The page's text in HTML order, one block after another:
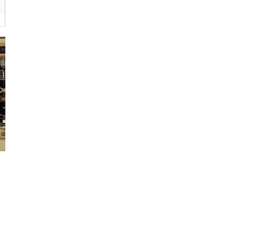
Louis Vuitton モノグラム ミュルティクレ4 M62631 ブランド小物 キーケース ユニセッ
Vuitton モノグラム ミュルティクレ4 M62631 ブランド小物 キーケース ユニセックス 【